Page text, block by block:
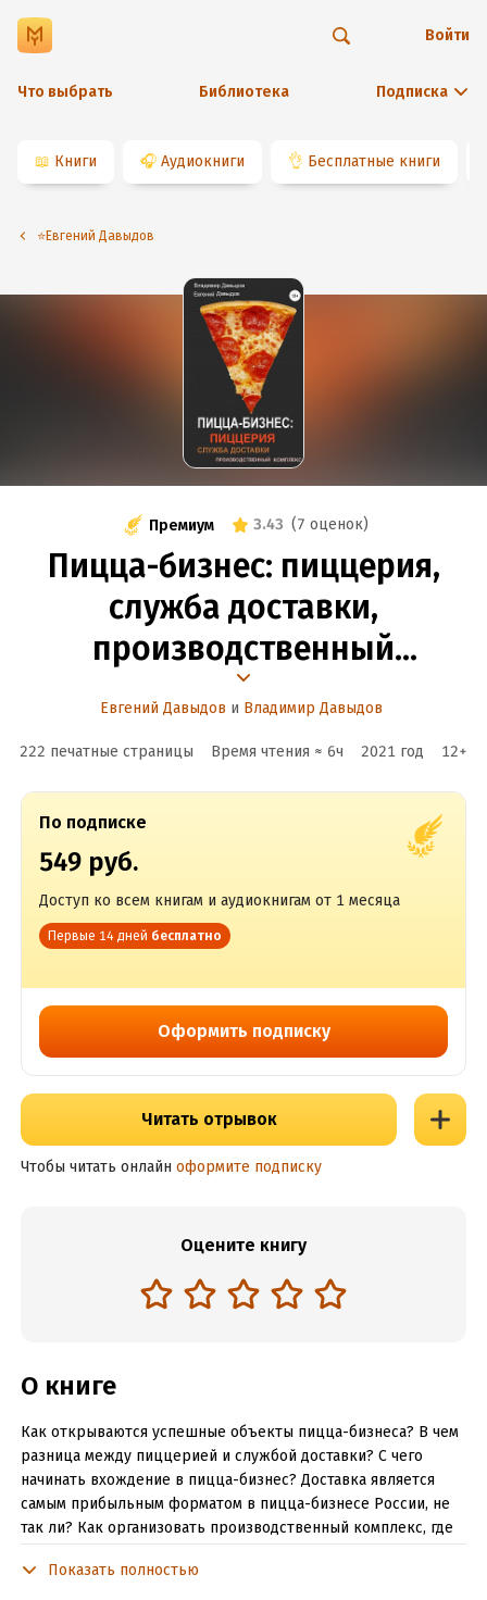
Что выбрать Библиотека Подписка
Войти
📖 Книги 🎧 Аудиокниги 👌 Бесплатные книги
⭐️Евгений Давыдов
Премиум 3.43 (7 оценок)
Пицца-бизнес: пиццерия,
служба доставки,
производственный
комплекс
Евгений Давыдов и Владимир Давыдов
222 печатные страницы Время чтения ≈ 6ч 2021 год 12+
По подписке
549 руб.
Доступ ко всем книгам и аудиокнигам от 1 месяца
Первые 14 дней бесплатно
Оформить подписку
Читать отрывок
Чтобы читать онлайн оформите подписку
Оцените книгу
О книге
Как открываются успешные объекты пицца-бизнеса? В чем
разница между пиццерией и службой доставки? С чего
начинать вхождение в пицца-бизнес? Доставка является
самым прибыльным форматом в пицца-бизнесе России, не
так ли? Как организовать производственный комплекс, где
Детальные ответы на эти и другие вопросы - в новой книге
Показать полностью